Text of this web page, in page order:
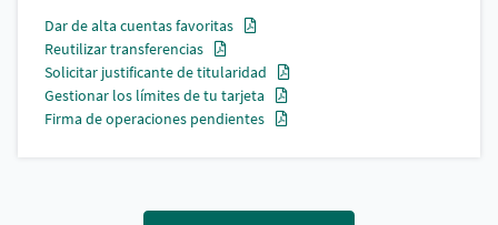
Dar de alta cuentas favoritas
Reutilizar transferencias
Solicitar justificante de titularidad
Gestionar los límites de tu tarjeta
Firma de operaciones pendientes